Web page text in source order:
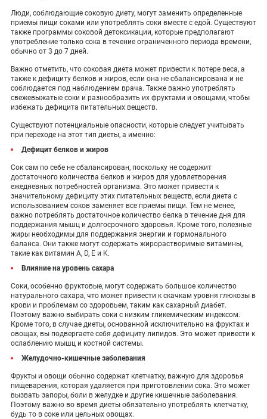
Люди, соблюдающие соковую диету, могут заменить определенные
приемы пищи соками или употреблять соки вместе с едой. Существуют
также программы соковой детоксикации, которые предполагают
употребление только сока в течение ограниченного периода времени,
обычно от 3 до 7 дней.
Важно отметить, что соковая диета может привести к потере веса, а
также к дефициту белков и жиров, если она не сбалансирована и не
соблюдается под наблюдением врача. Также важно употреблять
свежевыжатые соки и разнообразить их фруктами и овощами, чтобы
избежать дефицита питательных веществ.
Существуют потенциальные опасности, которые следует учитывать
при переходе на этот тип диеты, а именно:
Дефицит белков и жиров
Сок сам по себе не сбалансирован, поскольку не содержит
достаточного количества белков и жиров для удовлетворения
ежедневных потребностей организма. Это может привести к
значительному дефициту этих питательных веществ, если диета с
использованием соков заменяет все приемы пищи. Тем не менее,
важно потреблять достаточное количество белка в течение дня для
поддержания мышц и долгосрочного здоровья. Кроме того, полезные
жиры необходимы для поддержания энергии и гормонального
баланса. Они также могут содержать жирорастворимые витамины,
такие как витамин A, D, E и K.
Влияние на уровень сахара
Соки, особенно фруктовые, могут содержать большое количество
натурального сахара, что может привести к скачкам уровня глюкозы в
крови и проблемам со здоровьем, таким как сахарный диабет.
Поэтому важно выбирать соки с низким гликемическим индексом.
Кроме того, в случае диеты, основанной исключительно на фруктах и ​​
овощах, вы подвергаете себя дефициту липидов. Это может привести к
ослаблению мышц и костной системы.
Желудочно-кишечные заболевания
Фрукты и овощи обычно содержат клетчатку, важную для здоровья
пищеварения, которая удаляется при приготовлении сока. Это может
вызвать запоры, боли в желудке и другие кишечные заболевания.
Поэтому важно во время диеты обязательно употреблять клетчатку,
будь то в соке или цельных овощах.